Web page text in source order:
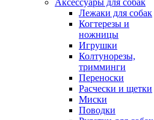
Аксессуары для собак
Лежаки для собак
Когтерезы и
ножницы
Игрушки
Колтунорезы,
тримминги
Переноски
Расчески и щетки
Миски
Поводки